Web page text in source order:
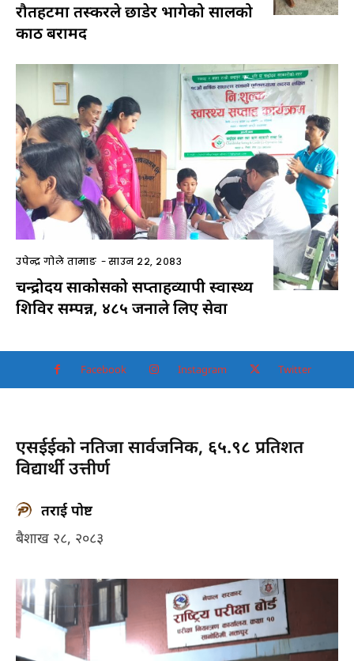
रौतहटमा तस्करले छाडेर भागेको सालको
काठ बरामद
उपेन्द्र गोले तामाङ -साउन २२, २०८३
चन्द्रोदय साकोसको सप्ताहव्यापी स्वास्थ्य
शिविर सम्पन्न, ४८५ जनाले लिए सेवा
Facebook Instagram Twitter